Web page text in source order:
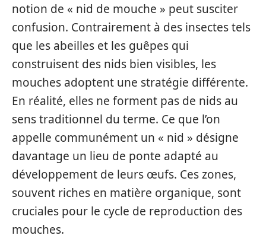
notion de « nid de mouche » peut susciter
confusion. Contrairement à des insectes tels
que les abeilles et les guêpes qui
construisent des nids bien visibles, les
mouches adoptent une stratégie différente.
En réalité, elles ne forment pas de nids au
sens traditionnel du terme. Ce que l’on
appelle communément un « nid » désigne
davantage un lieu de ponte adapté au
développement de leurs œufs. Ces zones,
souvent riches en matière organique, sont
cruciales pour le cycle de reproduction des
mouches.